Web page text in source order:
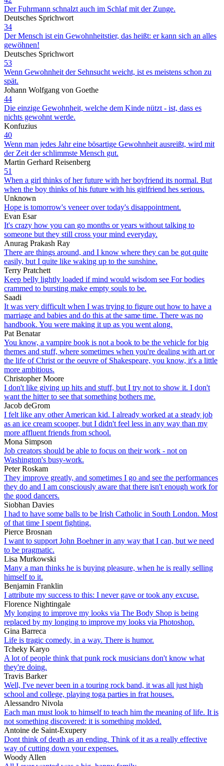
Der Fuhrmann schnalzt auch im Schlaf mit der Zunge.
Deutsches Sprichwort
34
Der Mensch ist ein Gewohnheitstier, das heißt: er kann sich an alles
gewöhnen!
Deutsches Sprichwort
53
Wenn Gewohnheit der Sehnsucht weicht, ist es meistens schon zu
spät.
Johann Wolfgang von Goethe
44
Die einzige Gewohnheit, welche dem Kinde nützt - ist, dass es
nichts gewohnt werde.
Konfuzius
40
Wenn man jedes Jahr eine bösartige Gewohnheit ausreißt, wird mit
der Zeit der schlimmste Mensch gut.
Martin Gerhard Reisenberg
51
When a girl thinks of her future with her boyfriend its normal. But
when the boy thinks of his future with his girlfriend hes serious.
Unknown
Hope is tomorrow's veneer over today's disappointment.
Evan Esar
It's crazy how you can go months or years without talking to
someone but they still cross your mind everyday.
Anurag Prakash Ray
There are things around, and I know where they can be got quite
easily, but I quite like waking up to the sunshine.
Terry Pratchett
Keep belly lightly loaded if mind would wisdom see For bodies
crammed to bursting make empty souls to be.
Saadi
It was very difficult when I was trying to figure out how to have a
marriage and babies and do this at the same time. There was no
handbook. You were making it up as you went along.
Pat Benatar
You know, a vampire book is not a book to be the vehicle for big
themes and stuff, where sometimes when you're dealing with art or
the life of Christ or the oeuvre of Shakespeare, you know, it's a little
more ambitious.
Christopher Moore
I don't like giving up hits and stuff, but I try not to show it. I don't
want the hitter to see that something bothers me.
Jacob deGrom
I felt like any other American kid. I already worked at a steady job
as an ice cream scooper, but I didn't feel less in any way than my
more affluent friends from school.
Mona Simpson
Job creators should be able to focus on their work - not on
Washington's busy-work.
Peter Roskam
They improve greatly, and sometimes I go and see the performances
they do and I am consciously aware that there isn't enough work for
the good dancers.
Siobhan Davies
I had to have some balls to be Irish Catholic in South London. Most
of that time I spent fighting.
Pierce Brosnan
I want to support John Boehner in any way that I can, but we need
to be pragmatic.
Lisa Murkowski
Many a man thinks he is buying pleasure, when he is really selling
himself to it.
Benjamin Franklin
I attribute my success to this: I never gave or took any excuse.
Florence Nightingale
My longing to improve my looks via The Body Shop is being
replaced by my longing to improve my looks via Photoshop.
Gina Barreca
Life is tragic comedy, in a way. There is humor.
Tcheky Karyo
A lot of people think that punk rock musicians don't know what
they're doing.
Travis Barker
Well, I've never been in a touring rock band, it was all just high
school and college, playing toga parties in frat houses.
Alessandro Nivola
Each man must look to himself to teach him the meaning of life. It is
not something discovered: it is something molded.
Antoine de Saint-Exupery
Dont think of death as an ending. Think of it as a really effective
way of cutting down your expenses.
Woody Allen